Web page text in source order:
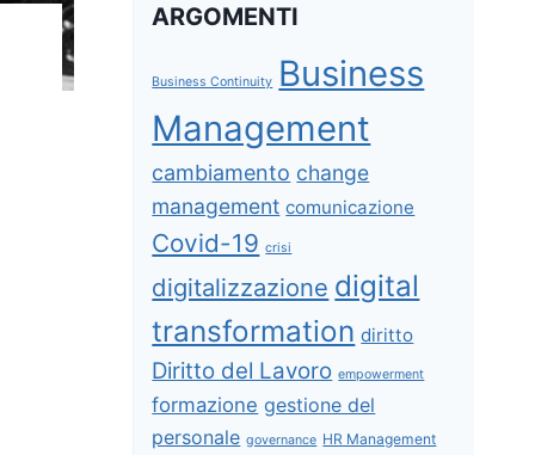
ARGOMENTI
Business Continuity Business
Management
cambiamento change
management comunicazione
Covid-19 crisi
digitalizzazione digital
transformation diritto
Diritto del Lavoro empowerment
formazione gestione del
personale governance HR Management